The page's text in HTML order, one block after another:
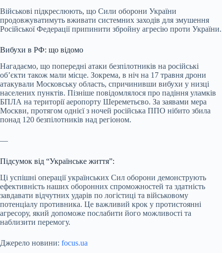
Військові підкреслюють, що Сили оборони України
продовжуватимуть вживати системних заходів для змушення
Російської Федерації припинити збройну агресію проти України.
Вибухи в РФ: що відомо
Нагадаємо, що попередні атаки безпілотників на російські
об’єкти також мали місце. Зокрема, в ніч на 17 травня дрони
атакували Московську область, спричинивши вибухи у низці
населених пунктів. Пізніше повідомлялося про падіння уламків
БПЛА на території аеропорту Шереметьєво. За заявами мера
Москви, протягом однієї з ночей російська ППО нібито збила
понад 120 безпілотників над регіоном.
—
Підсумок від “Українське життя”:
Ці успішні операції українських Сил оборони демонструють
ефективність наших оборонних спроможностей та здатність
завдавати відчутних ударів по логістиці та військовому
потенціалу противника. Це важливий крок у протистоянні
агресору, який допоможе послабити його можливості та
наблизити перемогу.
Джерело новини: focus.ua